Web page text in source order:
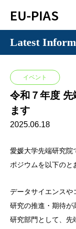
EU-PIAS
Latest
イベント
令和７年度 先
ます
2025.06.18
愛媛大学先端研究院
ポジウムを以下のと
データサイエンスや
研究の推進・期待が
研究部門として、先